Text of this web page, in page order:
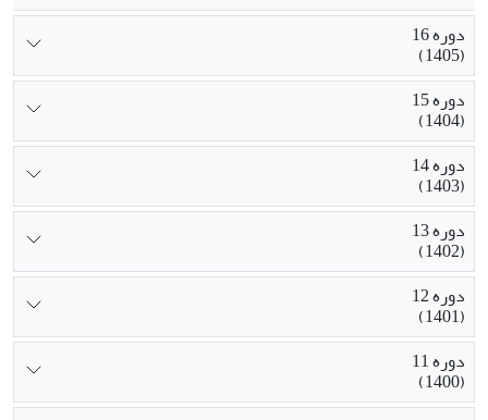
دوره 16
(1405)
دوره 15
(1404)
دوره 14
(1403)
دوره 13
(1402)
دوره 12
(1401)
دوره 11
(1400)